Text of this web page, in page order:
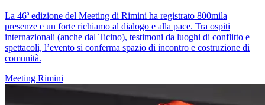
La 46ª edizione del Meeting di Rimini ha registrato 800mila
presenze e un forte richiamo al dialogo e alla pace. Tra ospiti
internazionali (anche dal Ticino), testimoni da luoghi di conflitto e
spettacoli, l’evento si conferma spazio di incontro e costruzione di
comunità.
Meeting Rimini